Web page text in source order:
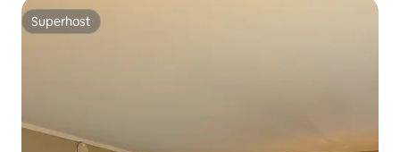
Superhost
Superhost